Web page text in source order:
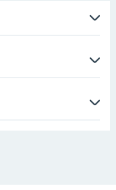
・内製化支援